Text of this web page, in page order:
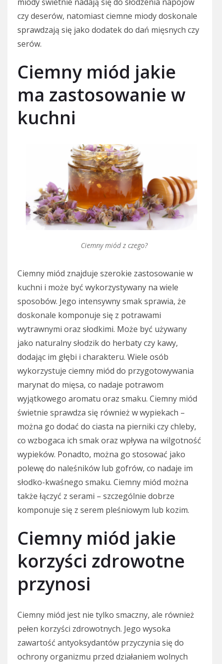
czy deserów, natomiast ciemne miody doskonale
sprawdzają się jako dodatek do dań mięsnych czy
serów.
Ciemny miód jakie
ma zastosowanie w
kuchni
Ciemny miód z czego?
Ciemny miód znajduje szerokie zastosowanie w
kuchni i może być wykorzystywany na wiele
sposobów. Jego intensywny smak sprawia, że
doskonale komponuje się z potrawami
wytrawnymi oraz słodkimi. Może być używany
jako naturalny słodzik do herbaty czy kawy,
dodając im głębi i charakteru. Wiele osób
wykorzystuje ciemny miód do przygotowywania
marynat do mięsa, co nadaje potrawom
wyjątkowego aromatu oraz smaku. Ciemny miód
świetnie sprawdza się również w wypiekach –
można go dodać do ciasta na pierniki czy chleby,
co wzbogaca ich smak oraz wpływa na wilgotność
wypieków. Ponadto, można go stosować jako
polewę do naleśników lub gofrów, co nadaje im
słodko-kwaśnego smaku. Ciemny miód można
także łączyć z serami – szczególnie dobrze
komponuje się z serem pleśniowym lub kozim.
Ciemny miód jakie
korzyści zdrowotne
przynosi
Ciemny miód jest nie tylko smaczny, ale również
pełen korzyści zdrowotnych. Jego wysoka
zawartość antyoksydantów przyczynia się do
ochrony organizmu przed działaniem wolnych